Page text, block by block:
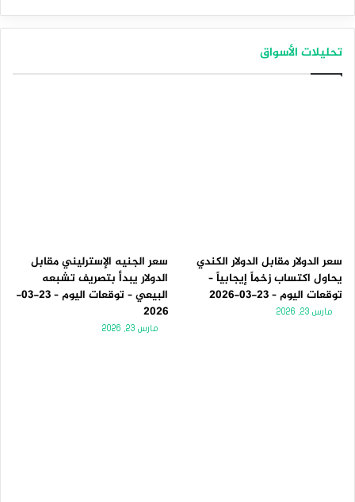
تحليلات الأسواق
سعر الدولار مقابل الدولار الكندي
يحاول اكتساب زخماً إيجابياً –
توقعات اليوم – 23-03-2026
مارس 23, 2026
سعر الجنيه الإسترليني مقابل
الدولار يبدأ بتصريف تشبعه
البيعي – توقعات اليوم – 23-03-
2026
مارس 23, 2026